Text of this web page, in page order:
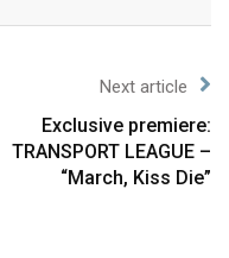
Next article
Exclusive premiere:
TRANSPORT LEAGUE –
“March, Kiss Die”